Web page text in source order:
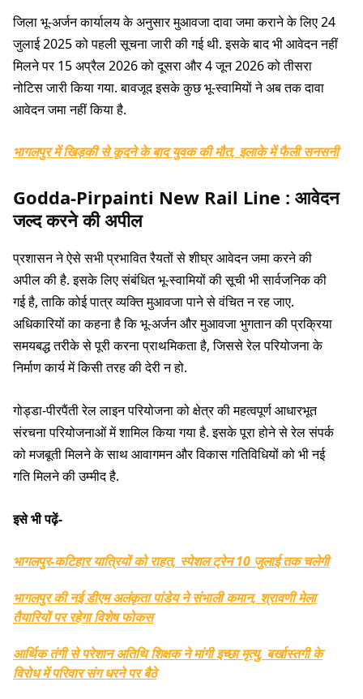
जिला भू-अर्जन कार्यालय के अनुसार मुआवजा दावा जमा कराने के लिए 24
जुलाई 2025 को पहली सूचना जारी की गई थी. इसके बाद भी आवेदन नहीं
मिलने पर 15 अप्रैल 2026 को दूसरा और 4 जून 2026 को तीसरा
नोटिस जारी किया गया. बावजूद इसके कुछ भू-स्वामियों ने अब तक दावा
आवेदन जमा नहीं किया है.
भागलपुर में खिड़की से कूदने के बाद युवक की मौत, इलाके में फैली सनसनी
Godda-Pirpainti New Rail Line : आवेदन
जल्द करने की अपील
प्रशासन ने ऐसे सभी प्रभावित रैयतों से शीघ्र आवेदन जमा करने की
अपील की है. इसके लिए संबंधित भू-स्वामियों की सूची भी सार्वजनिक की
गई है, ताकि कोई पात्र व्यक्ति मुआवजा पाने से वंचित न रह जाए.
अधिकारियों का कहना है कि भू-अर्जन और मुआवजा भुगतान की प्रक्रिया
समयबद्ध तरीके से पूरी करना प्राथमिकता है, जिससे रेल परियोजना के
निर्माण कार्य में किसी तरह की देरी न हो.
गोड्डा-पीरपैंती रेल लाइन परियोजना को क्षेत्र की महत्वपूर्ण आधारभूत
संरचना परियोजनाओं में शामिल किया गया है. इसके पूरा होने से रेल संपर्क
को मजबूती मिलने के साथ आवागमन और विकास गतिविधियों को भी नई
गति मिलने की उम्मीद है.
इसे भी पढ़ें-
भागलपुर-कटिहार यात्रियों को राहत, स्पेशल ट्रेन 10 जुलाई तक चलेगी
भागलपुर की नई डीएम अलंकृता पांडेय ने संभाली कमान, श्रावणी मेला
तैयारियों पर रहेगा विशेष फोकस
आर्थिक तंगी से परेशान अतिथि शिक्षक ने मांगी इच्छा मृत्यु, बर्खास्तगी के
विरोध में परिवार संग धरने पर बैठे